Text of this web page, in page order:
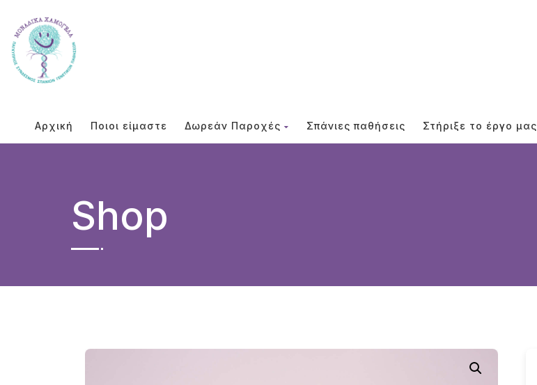
Αρχική Ποιοι είμαστε Δωρεάν Παροχές Σπάνιες παθήσεις Στήριξε το έργο μας
Shop